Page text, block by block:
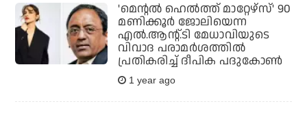
'മെന്റൽ ഹെൽത്ത് മാറ്റേഴ്സ്' 90
മണിക്കൂർ ജോലിയെന്ന
എൽ.ആന്റ്.ടി മേധാവിയുടെ
വിവാദ പരാമർശത്തിൽ
പ്രതികരിച്ച് ദീപിക പദുകോൺ
1 year ago